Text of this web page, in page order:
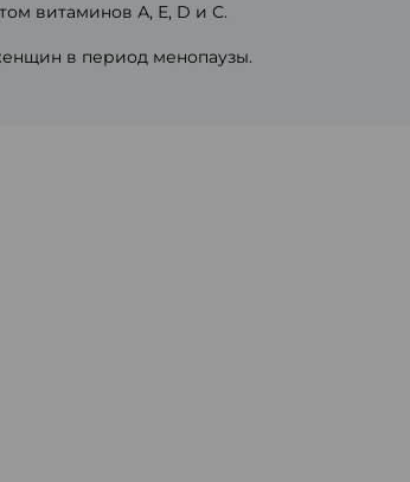
витаминов А, Е, D и С.
в период менопаузы.